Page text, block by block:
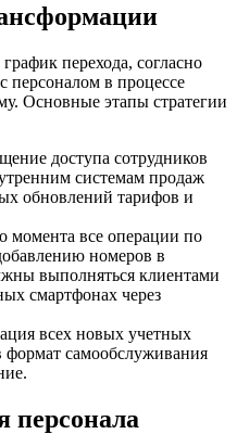
перехода, согласно
персоналом в процессе
Основные этапы стратегии
доступа сотрудников
системам продаж
обновлений тарифов и
момента все операции по
номеров в
выполняться клиентами
смартфонах через
всех новых учетных
формат самообслуживания
персонала